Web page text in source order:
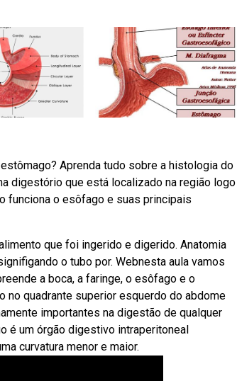
Aprenda tudo sobre a histologia do
digestório que está localizado na região logo
funciona o esôfago e suas principais
que foi ingerido e digerido. Anatomia
o tubo por. Webnesta aula vamos
a boca, a faringe, o esôfago e o
no quadrante superior esquerdo do abdome
importantes na digestão de qualquer
é um órgão digestivo intraperitoneal
curvatura menor e maior.